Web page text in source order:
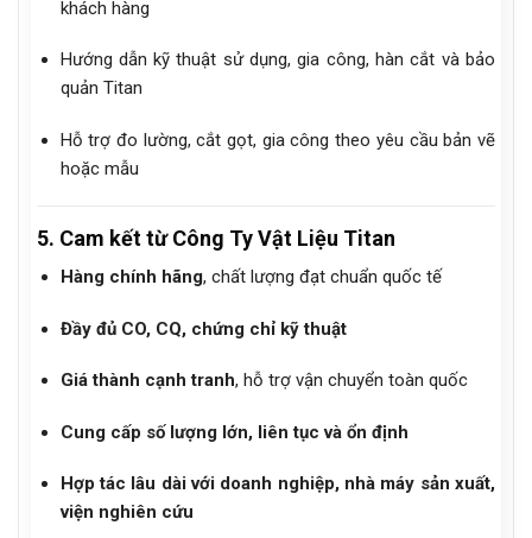
khách hàng
Hướng dẫn kỹ thuật sử dụng, gia công, hàn cắt và bảo
quản Titan
Hỗ trợ đo lường, cắt gọt, gia công theo yêu cầu bản vẽ
hoặc mẫu
5. Cam kết từ Công Ty Vật Liệu Titan
Hàng chính hãng, chất lượng đạt chuẩn quốc tế
Đầy đủ CO, CQ, chứng chỉ kỹ thuật
Giá thành cạnh tranh, hỗ trợ vận chuyển toàn quốc
Cung cấp số lượng lớn, liên tục và ổn định
Hợp tác lâu dài với doanh nghiệp, nhà máy sản xuất,
viện nghiên cứu